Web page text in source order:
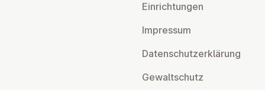
Ein­rich­tun­gen
Impressum
Da­ten­schutz­er­klä­rung
Ge­walt­schutz